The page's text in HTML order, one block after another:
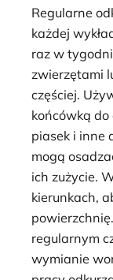
Regularne
każdej
raz w
zwierzętami
częściej.
końcówką
piasek i inne
mogą
ich zużycie.
kierunkach,
regularnym
wymianie